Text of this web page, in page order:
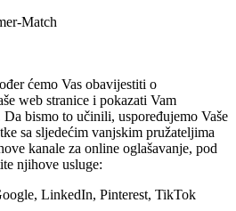
Match
ćemo Vas obavijestiti o
web stranice i pokazati Vam
bismo to učinili, uspoređujemo Vaše
sa sljedećim vanjskim pružateljima
kanale za online oglašavanje, pod
njihove usluge:
LinkedIn, Pinterest, TikTok